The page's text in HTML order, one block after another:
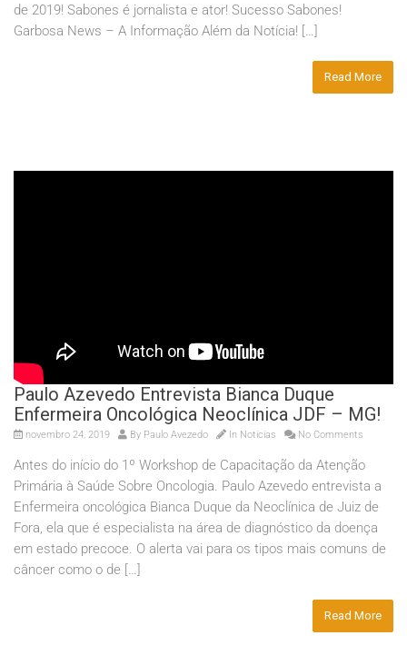
de 2019! Sabones é jornalista e ator! Sucesso Sabones!
Garbosa News – A Informação Além da Notícia! […]
Read More
Paulo Azevedo Entrevista Bianca Duque
Enfermeira Oncológica Neoclínica JDF – MG!
novembro 24, 2019 By Paulo Avezedo In Noticias No Comments
Antes do início do 1º Workshop de Capacitação da Atenção
Primária à Saúde Sobre Oncologia. Paulo Azevedo entrevista a
Enfermeira oncológica Bianca Duque da Neoclínica de Juiz de
Fora, ela que é especialista na área de diagnóstico da doença
em estado precoce. O alerta vai para os tipos mais comuns de
câncer como o de […]
Read More